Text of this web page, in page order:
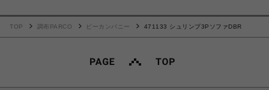
TOP 調布PARCO ビーカンパニー 471133 シュリンプ3PソファDBR